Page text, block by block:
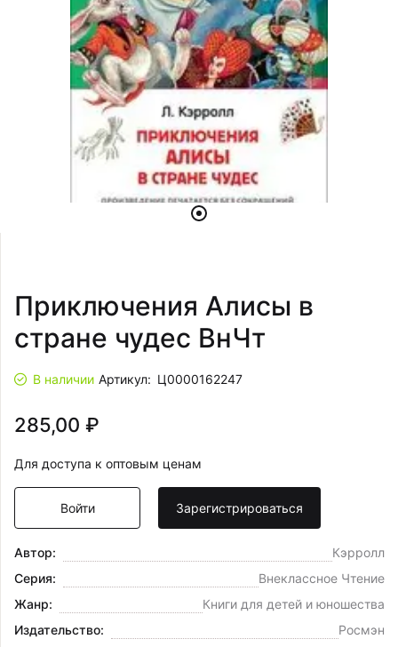
Приключения Алисы в
стране чудес ВнЧт
В наличии Артикул: Ц0000162247
285,00 ₽
Для доступа к оптовым ценам
Войти Зарегистрироваться
Автор:
Кэрролл
Серия:
Внеклассное Чтение
Жанр:
Книги для детей и юношества
Издательство:
Росмэн